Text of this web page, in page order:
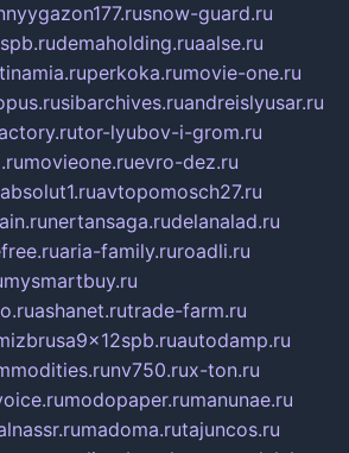
snow-guard.ru
demaholding.ruaalse.ru
perkoka.rumovie-one.ru
sibarchives.ruandreislyusar.ru
tor-lyubov-i-grom.ru
movieone.ruevro-dez.ru
avtopomosch27.ru
nertansaga.rudelanalad.ru
aria-family.ruroadli.ru
mysmartbuy.ru
ashanet.rutrade-farm.ru
autodamp.ru
nv750.rux-ton.ru
modopaper.rumanunae.ru
madoma.rutajuncos.ru